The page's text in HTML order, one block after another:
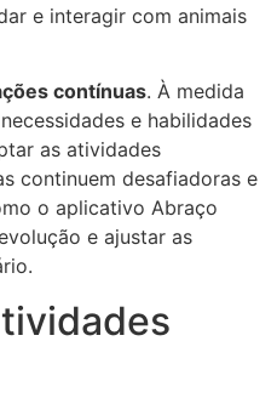
e interagir com animais
contínuas. À medida
e habilidades
as atividades
continuem desafiadoras e
o aplicativo Abraço
e ajustar as